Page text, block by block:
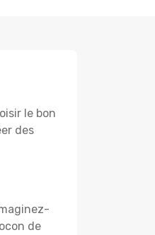
le bon
des
de